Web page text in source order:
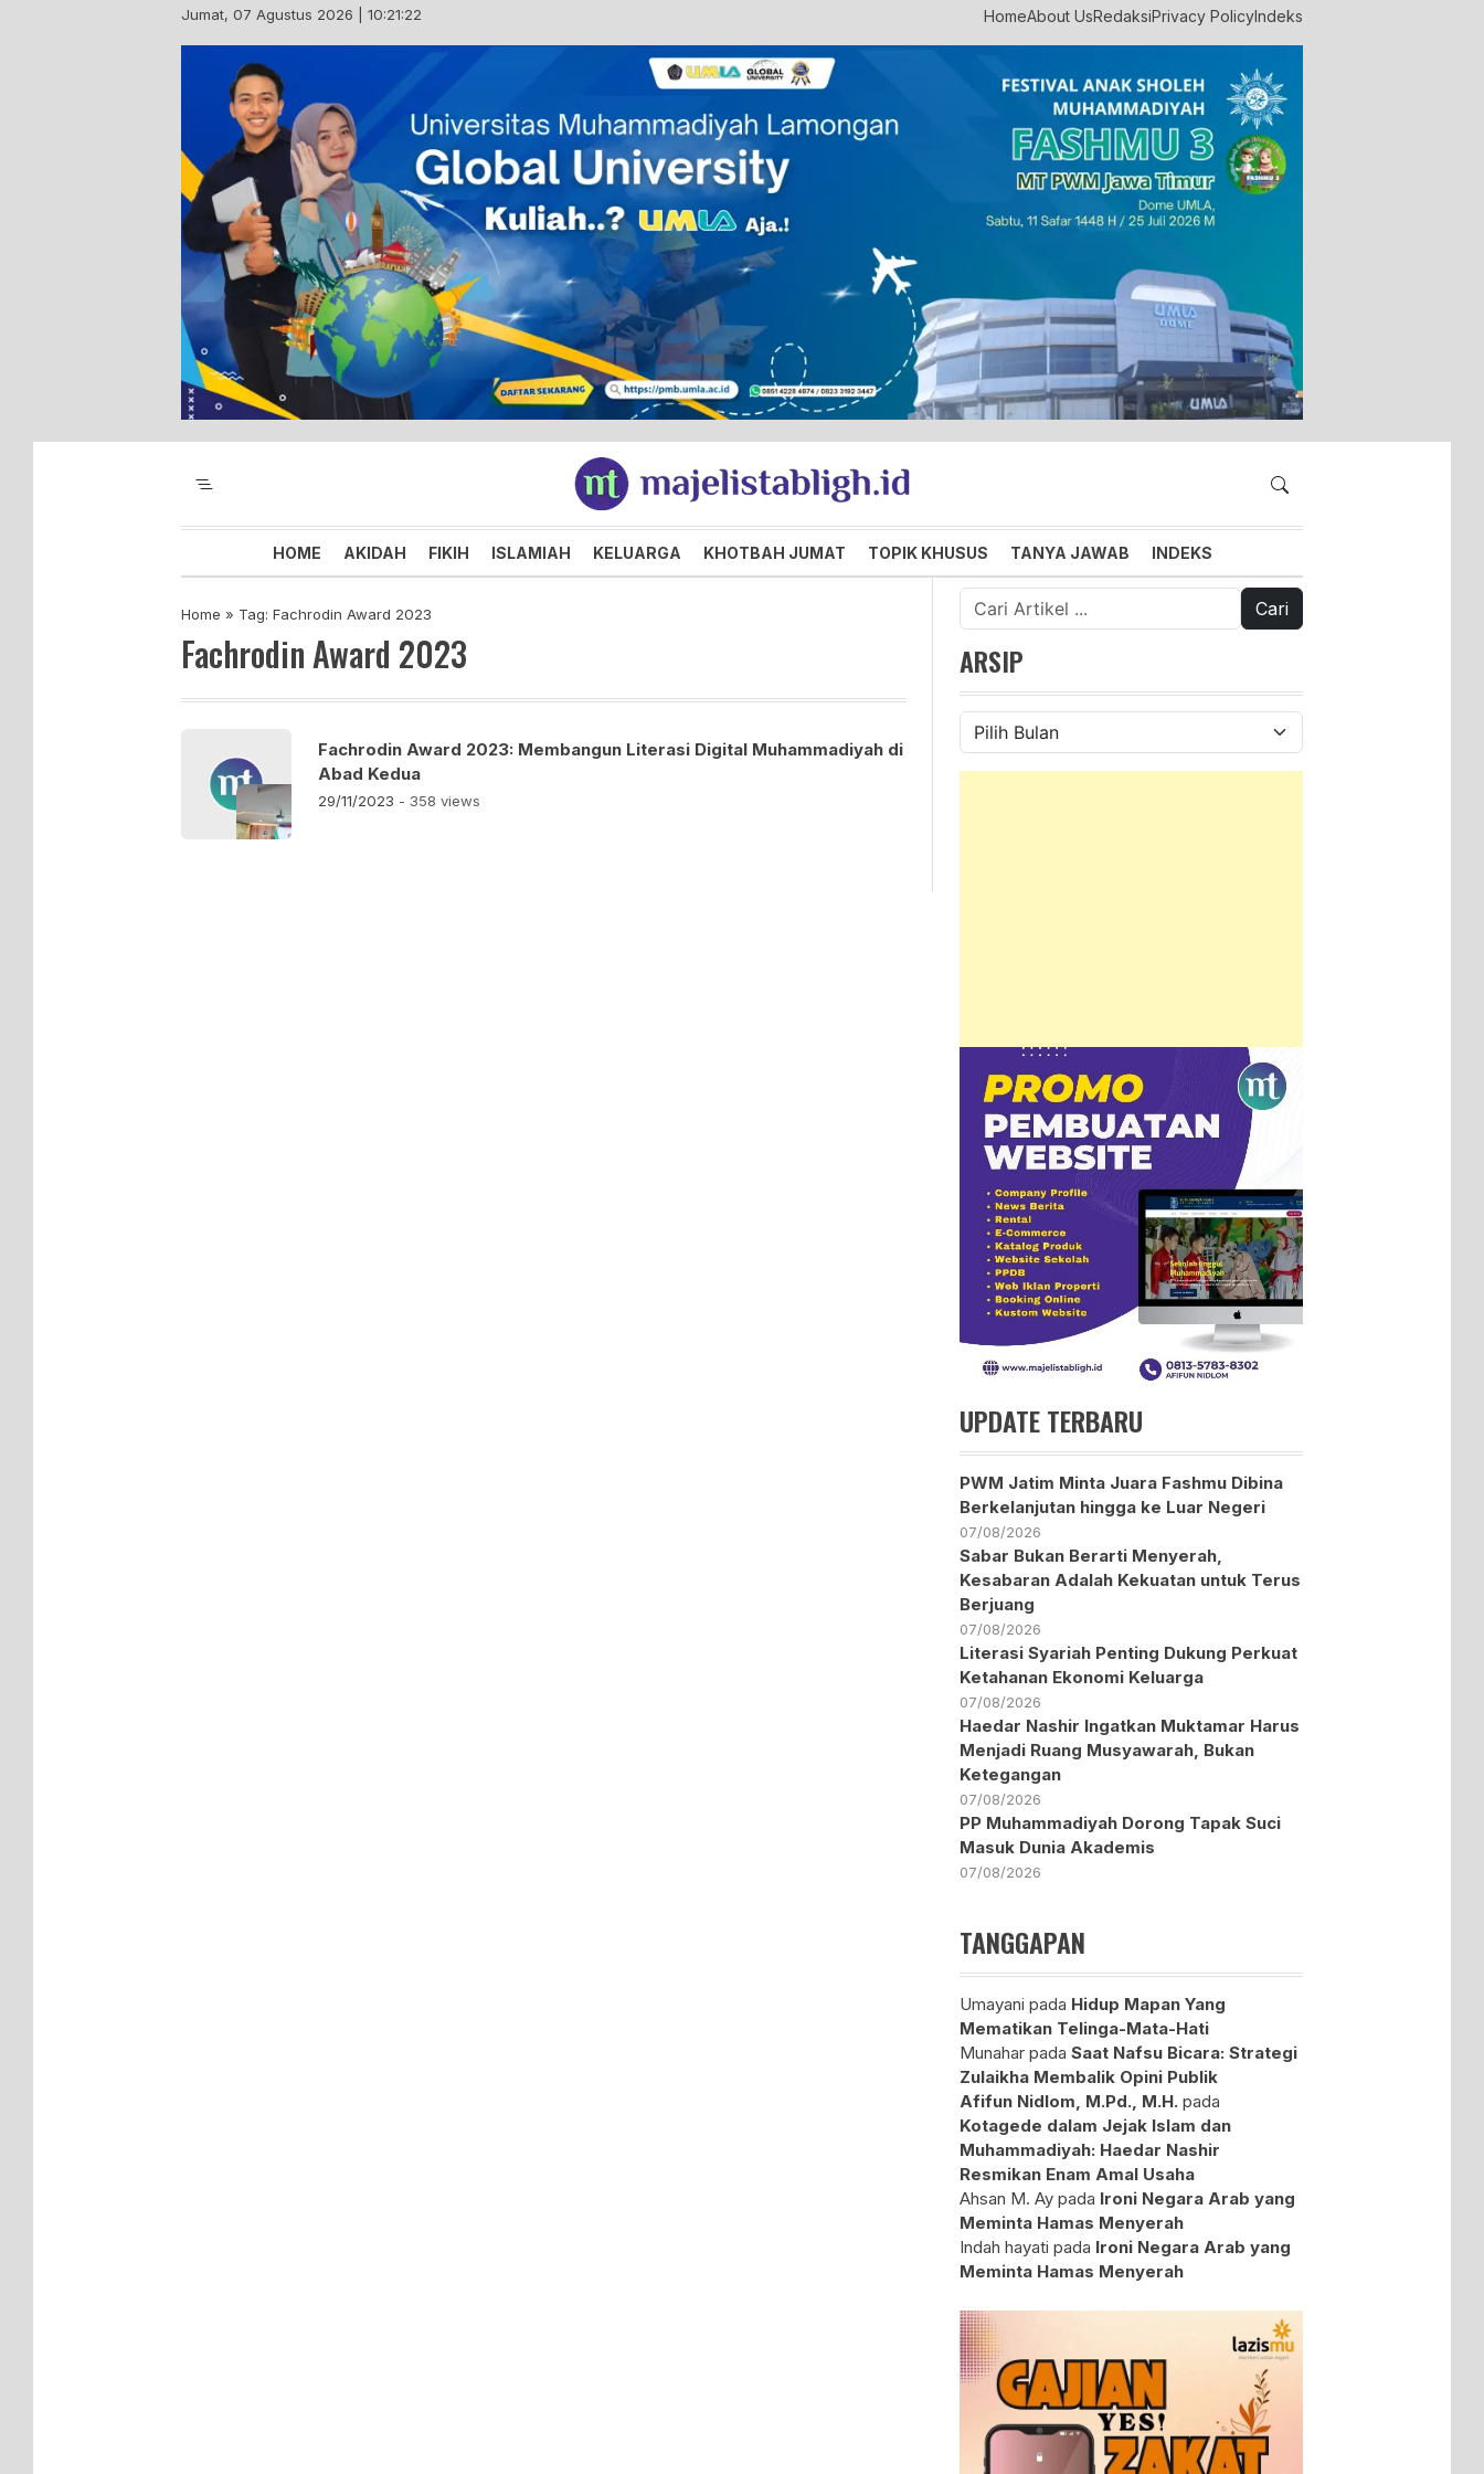
Jumat, 07 Agustus 2026 | 10:21:23 HomeAbout UsRedaksiPrivacy PolicyIndeks
Majelis Tabligh Muhammadiyah
Syiar Dakwah Islam Berkemajuan dan Menggembirakan
HOME AKIDAH FIKIH ISLAMIAH KELUARGA KHOTBAH JUMAT TOPIK KHUSUS TANYA JAWAB INDEKS
Home » Tag: Fachrodin Award 2023
Fachrodin Award 2023
Fachrodin Award 2023: Membangun Literasi Digital Muhammadiyah di
Abad Kedua
29/11/2023 - 358 views
Cari
untuk:
ARSIP
Arsip
UPDATE TERBARU
PWM Jatim Minta Juara Fashmu Dibina
Berkelanjutan hingga ke Luar Negeri
07/08/2026
Sabar Bukan Berarti Menyerah,
Kesabaran Adalah Kekuatan untuk Terus
Berjuang
07/08/2026
Literasi Syariah Penting Dukung Perkuat
Ketahanan Ekonomi Keluarga
07/08/2026
Haedar Nashir Ingatkan Muktamar Harus
Menjadi Ruang Musyawarah, Bukan
Ketegangan
07/08/2026
PP Muhammadiyah Dorong Tapak Suci
Masuk Dunia Akademis
07/08/2026
TANGGAPAN
Umayani pada Hidup Mapan Yang
Mematikan Telinga-Mata-Hati
Munahar padaSaat Nafsu Bicara: Strategi
Zulaikha Membalik Opini Publik
Afifun Nidlom, M.Pd., M.H. pada
Kotagede dalam Jejak Islam dan
Muhammadiyah: Haedar Nashir
Resmikan Enam Amal Usaha
Ahsan M. Ay pada Ironi Negara Arab yang
Meminta Hamas Menyerah
Indah hayati pada Ironi Negara Arab yang
Meminta Hamas Menyerah